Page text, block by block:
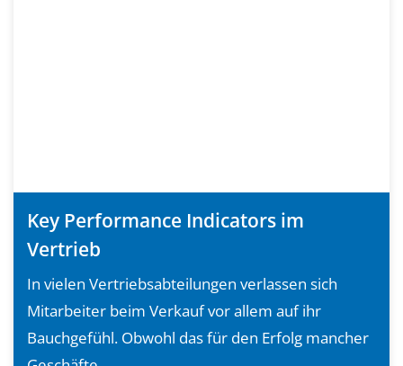
Key Performance Indicators im
Vertrieb
In vielen Vertriebsabteilungen verlassen sich
Mitarbeiter beim Verkauf vor allem auf ihr
Bauchgefühl. Obwohl das für den Erfolg mancher